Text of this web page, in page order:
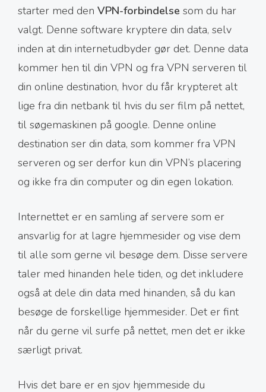
starter med den VPN-forbindelse som du har
valgt. Denne software kryptere din data, selv
inden at din internetudbyder gør det. Denne data
kommer hen til din VPN og fra VPN serveren til
din online destination, hvor du får krypteret alt
lige fra din netbank til hvis du ser film på nettet,
til søgemaskinen på google. Denne online
destination ser din data, som kommer fra VPN
serveren og ser derfor kun din VPN’s placering
og ikke fra din computer og din egen lokation.
Internettet er en samling af servere som er
ansvarlig for at lagre hjemmesider og vise dem
til alle som gerne vil besøge dem. Disse servere
taler med hinanden hele tiden, og det inkludere
også at dele din data med hinanden, så du kan
besøge de forskellige hjemmesider. Det er fint
når du gerne vil surfe på nettet, men det er ikke
særligt privat.
Hvis det bare er en sjov hjemmeside du